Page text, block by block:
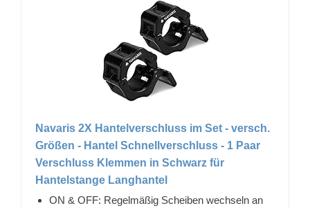
Navaris 2X Hantelverschluss im Set - versch.
Größen - Hantel Schnellverschluss - 1 Paar
Verschluss Klemmen in Schwarz für
Hantelstange Langhantel
ON & OFF: Regelmäßig Scheiben wechseln an